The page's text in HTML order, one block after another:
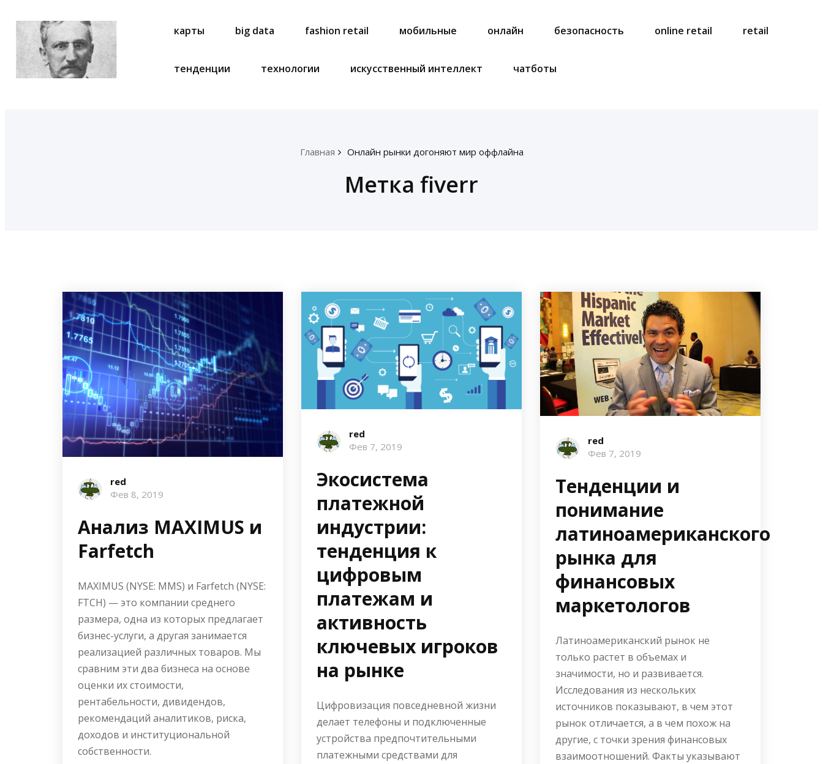
карты big data fashion retail мобильные онлайн безопасность online retail retail
тенденции технологии искусственный интеллект чатботы
Главная Онлайн рынки догоняют мир оффлайна
Метка fiverr
red
Фев 8, 2019
Анализ MAXIMUS и
Farfetch
MAXIMUS (NYSE: MMS) и Farfetch (NYSE:
FTCH) — это компании среднего
размера, одна из которых предлагает
бизнес-услуги, а другая занимается
реализацией различных товаров. Мы
сравним эти два бизнеса на основе
оценки их стоимости,
рентабельности, дивидендов,
рекомендаций аналитиков, риска,
доходов и институциональной
собственности.
red
Фев 7, 2019
Экосистема
платежной
индустрии:
тенденция к
цифровым
платежам и
активность
ключевых игроков
на рынке
Цифровизация повседневной жизни
делает телефоны и подключенные
устройства предпочтительными
платежными средствами для
red
Фев 7, 2019
Тенденции и
понимание
латиноамериканского
рынка для
финансовых
маркетологов
Латиноамериканский рынок не
только растет в объемах и
значимости, но и развивается.
Исследования из нескольких
источников показывают, в чем этот
рынок отличается, а в чем похож на
другие, с точки зрения финансовых
взаимоотношений. Факты указывают